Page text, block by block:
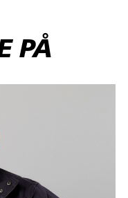
ud fra instruktion
udføre
+ 1.4 defineret i
PÅ